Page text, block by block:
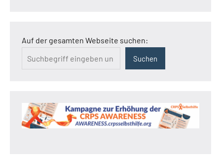
Auf der gesamten Webseite suchen:
Suchen